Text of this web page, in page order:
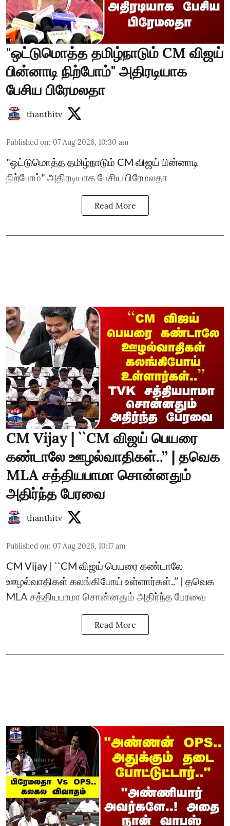
"ஒட்டுமொத்த தமிழ்நாடும் CM விஜய்
பின்னாடி நிற்போம்" அதிரடியாக
பேசிய பிரேமலதா
thanthitv
Published on: 07 Aug 2026, 10:30 am
"ஒட்டுமொத்த தமிழ்நாடும் CM விஜய் பின்னாடி
நிற்போம்" அதிரடியாக பேசிய பிரேமலதா
Read More
CM Vijay | ``CM விஜய் பெயரை
கண்டாலே ஊழல்வாதிகள்..’’ | தவெக
MLA சத்தியபாமா சொன்னதும்
அதிர்ந்த பேரவை
thanthitv
Published on: 07 Aug 2026, 10:17 am
CM Vijay | ``CM விஜய் பெயரை கண்டாலே
ஊழல்வாதிகள் கலங்கிபோய் உள்ளார்கள்..’’ | தவெக
MLA சத்தியபாமா சொன்னதும் அதிர்ந்த பேரவை
Read More